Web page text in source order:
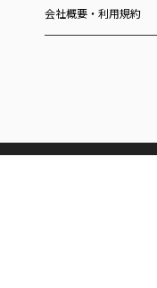
会社概要・利用規約